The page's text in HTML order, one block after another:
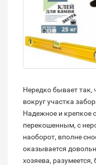
Нередко бывает так,
вокруг участка
Надежное и крепкое
перекошенным, с
наоборот, вполне
оказывается
хозяева, разумеется,